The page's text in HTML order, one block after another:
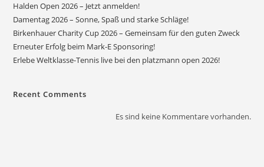
Halden Open 2026 – Jetzt anmelden!
Damentag 2026 – Sonne, Spaß und starke Schläge!
Birkenhauer Charity Cup 2026 – Gemeinsam für den guten Zweck
Erneuter Erfolg beim Mark-E Sponsoring!
Erlebe Weltklasse-Tennis live bei den platzmann open 2026!
Recent Comments
Es sind keine Kommentare vorhanden.